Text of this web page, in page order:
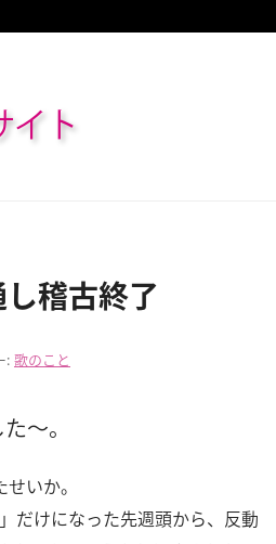
イト
稽古終了
: 歌のこと
～。
いか。
だけになった先週頭から、反動